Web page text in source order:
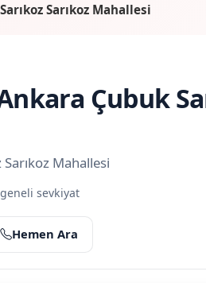
Sarıkoz Mahallesi
Çubuk
Mahallesi
sevkiyat
Hemen Ara